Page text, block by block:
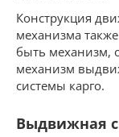
Конструкция
механизма
быть механизм,
механизм
системы карго.
Выдвижная